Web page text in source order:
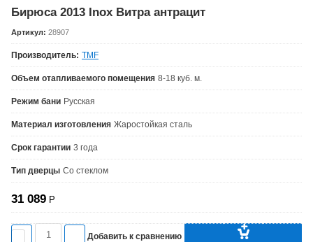
Бирюса 2013 Inox Витра антрацит
Артикул: 28907
Производитель: TMF
Объем отапливаемого помещения 8-18 куб. м.
Режим бани Русская
Материал изготовления Жаростойкая сталь
Срок гарантии 3 года
Тип дверцы Со стеклом
31 089 Р
Добавить к сравнению